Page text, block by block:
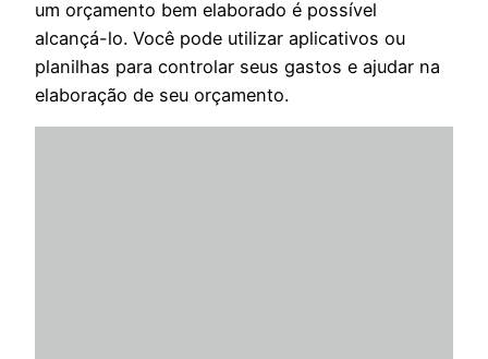
um orçamento bem elaborado é possível
alcançá-lo. Você pode utilizar aplicativos ou
planilhas para controlar seus gastos e ajudar na
elaboração de seu orçamento.